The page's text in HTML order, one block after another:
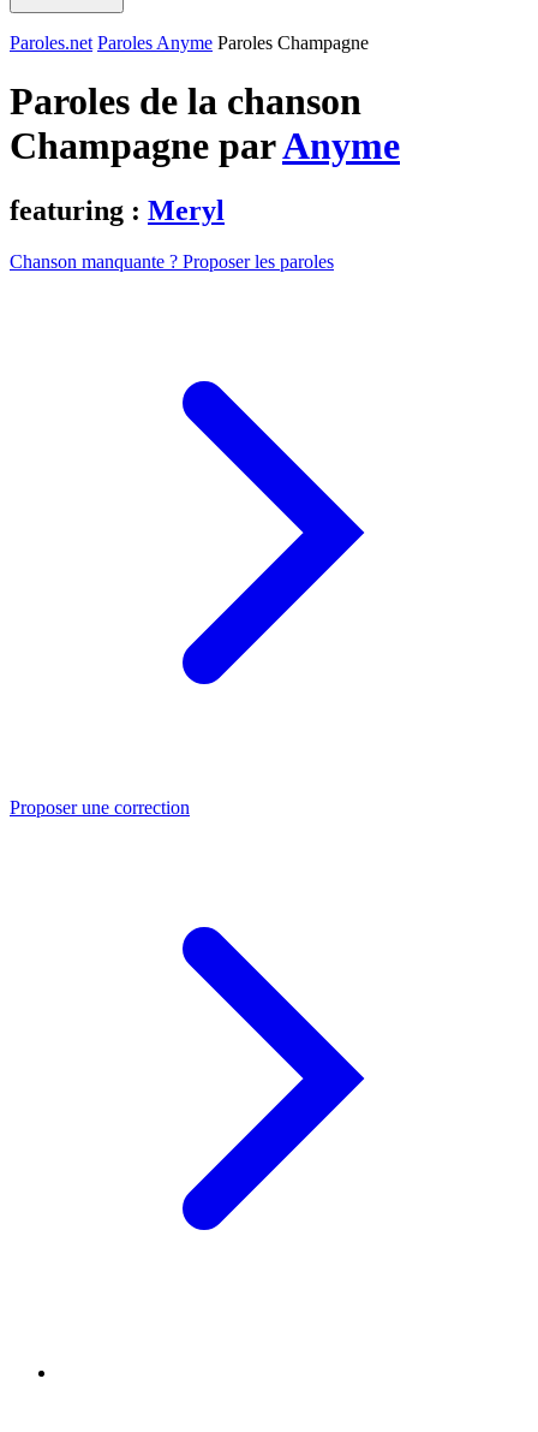
Paroles.net Paroles Anyme Paroles Champagne
Paroles de la chanson
Champagne parAnyme
featuring : Meryl
Chanson manquante ? Proposer les paroles
Proposer une correction